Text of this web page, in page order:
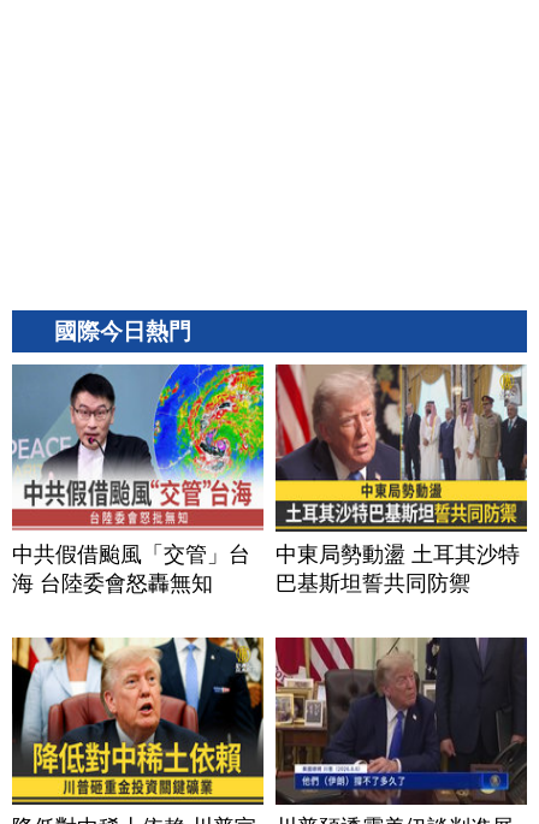
國際今日熱門
中共假借颱風「交管」台
海 台陸委會怒轟無知
中東局勢動盪 土耳其沙特
巴基斯坦誓共同防禦